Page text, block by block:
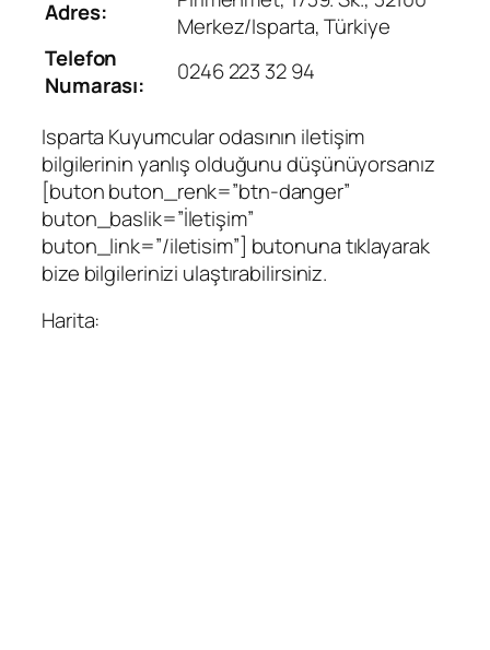
Adres:
Merkez/Isparta, Türkiye
Telefon
Numarası:
0246 223 32 94
Isparta Kuyumcular odasının iletişim
bilgilerinin yanlış olduğunu düşünüyorsanız
[buton buton_renk=”btn-danger”
buton_baslik=”İletişim”
buton_link=”/iletisim”] butonuna tıklayarak
bize bilgilerinizi ulaştırabilirsiniz.
Harita: